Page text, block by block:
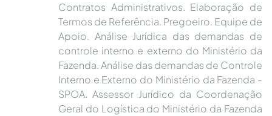
Contratos Administrativos. Elaboração de
Termos de Referência. Pregoeiro. Equipe de
Apoio. Análise Jurídica das demandas de
controle interno e externo do Ministério da
Fazenda. Análise das demandas de Controle
Interno e Externo do Ministério da Fazenda -
SPOA. Assessor Jurídico da Coordenação
Geral do Logística do Ministério da Fazenda